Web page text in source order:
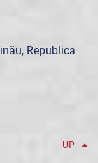
Republica
UP